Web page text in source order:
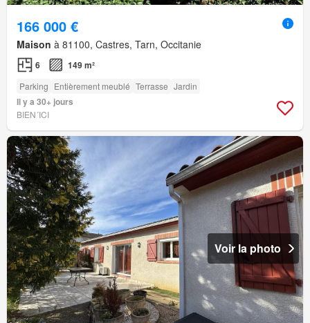
166 000 €
Maison à 81100, Castres, Tarn, Occitanie
6 149 m²
Parking Entièrement meublé Terrasse Jardin
Il y a 30+ jours
BIEN´ICI
Voir la photo